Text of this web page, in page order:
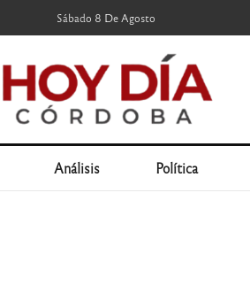
Sábado 8 De Agosto
Análisis Política